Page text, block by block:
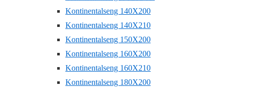
Kontinentalseng 140X200
Kontinentalseng 140X210
Kontinentalseng 150X200
Kontinentalseng 160X200
Kontinentalseng 160X210
Kontinentalseng 180X200